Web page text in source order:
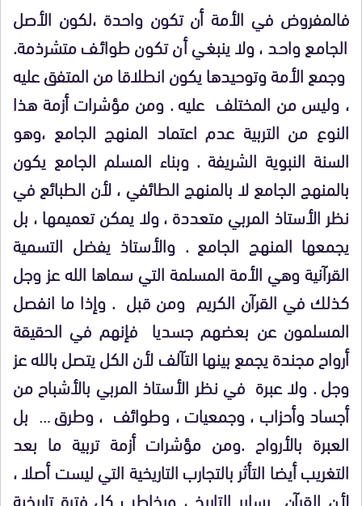
فالمفروض في الأمة أن تكون واحدة ،لكون الأصل
الجامع واحد ، ولا ينبغي أن تكون طوائف متشرذمة.
وجمع الأمة وتوحيدها يكون انطلاقا من المتفق عليه
، وليس من المختلف عليه . ومن مؤشرات أزمة هذا
النوع من التربية عدم اعتماد المنهج الجامع ،وهو
السنة النبوية الشريفة . وبناء المسلم الجامع يكون
بالمنهج الجامع لا بالمنهج الطائفي ، لأن الطبائع في
نظر الأستاذ المربي متعددة ، ولا يمكن تعميمها ، بل
يجمعها المنهج الجامع . والأستاذ يفضل التسمية
القرآنية وهي الأمة المسلمة التي سماها الله عز وجل
كذلك في القرآن الكريم ومن قبل . وإذا ما انفصل
المسلمون عن بعضهم جسديا فإنهم في الحقيقة
أرواح مجندة يجمع بينها التآلف لأن الكل يتصل بالله عز
وجل . ولا عبرة في نظر الأستاذ المربي بالأشباح من
أجساد وأحزاب ، وجمعيات ، وطوائف ، وطرق … بل
العبرة بالأرواح .ومن مؤشرات أزمة تربية ما بعد
التغريب أيضا التأثر بالتجارب التاريخية التي ليست أصلا ،
لأن القرآن يساير التاريخ ، ويخاطب كل فترة تاريخية